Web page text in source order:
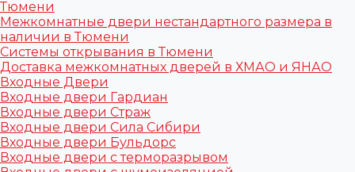
Тюмени
Межкомнатные двери нестандартного размера в
наличии в Тюмени
Системы открывания в Тюмени
Доставка межкомнатных дверей в ХМАО и ЯНАО
Входные Двери
Входные двери Гардиан
Входные двери Страж
Входные двери Сила Сибири
Входные двери Бульдорс
Входные двери с терморазрывом